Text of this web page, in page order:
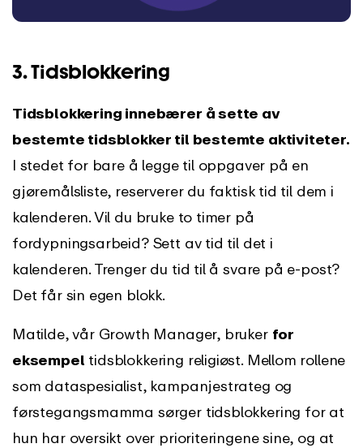
3.Tidsblokkering
Tidsblokkering innebærer å sette av
bestemte tidsblokker til bestemte aktiviteter.
I stedet for bare å legge til oppgaver på en
gjøremålsliste, reserverer du faktisk tid til dem i
kalenderen. Vil du bruke to timer på
fordypningsarbeid? Sett av tid til det i
kalenderen. Trenger du tid til å svare på e-post?
Det får sin egen blokk.
Matilde, vår Growth Manager, bruker for
eksempel tidsblokkering religiøst. Mellom rollene
som dataspesialist, kampanjestrateg og
førstegangsmamma sørger tidsblokkering for at
hun har oversikt over prioriteringene sine, og at